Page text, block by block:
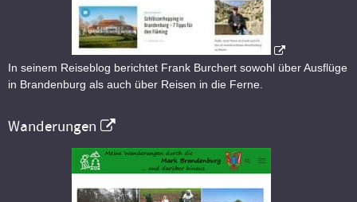
In seinem Reiseblog berichtet Frank Burchert sowohl über Ausflüge
in Brandenburg als auch über Reisen in die Ferne.
Wanderungen